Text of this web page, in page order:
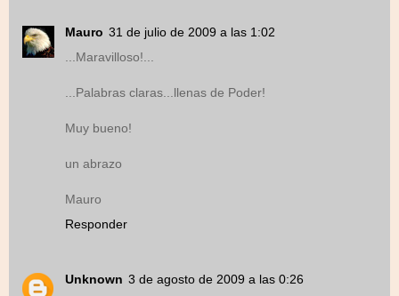
Mauro 31 de julio de 2009 a las 1:02
...Maravilloso!...
...Palabras claras...llenas de Poder!
Muy bueno!
un abrazo
Mauro
Responder
Unknown 3 de agosto de 2009 a las 0:26